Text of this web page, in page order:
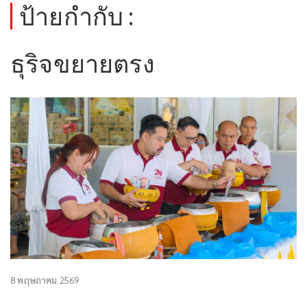
ป้ายกำกับ :
ธุริจขยายตรง
8 พฤษภาคม 2569